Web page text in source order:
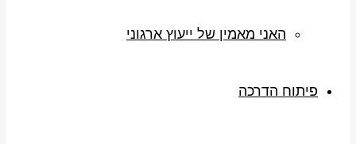
האני מאמין של ייעוץ ארגוני
פיתוח הדרכה